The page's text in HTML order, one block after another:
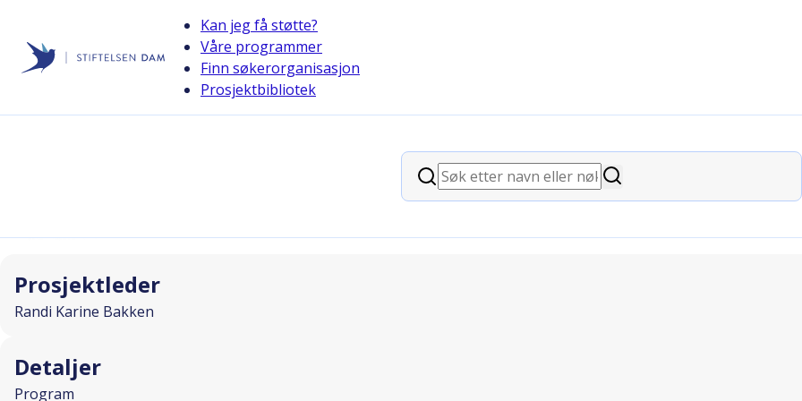
Kan jeg få støtte?
Våre programmer
Finn søkerorganisasjon
Prosjektbibliotek
Søk
Søk
Prosjektleder
Randi Karine Bakken
Detaljer
Program